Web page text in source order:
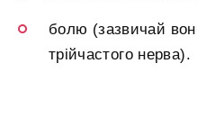
болю (зазвичай
трійчастого нерва).